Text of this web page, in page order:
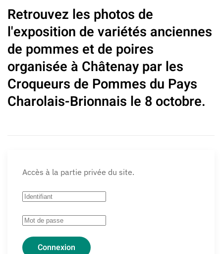
Retrouvez les photos de
l'exposition de variétés anciennes
de pommes et de poires
organisée à Châtenay par les
Croqueurs de Pommes du Pays
Charolais-Brionnais le 8 octobre.
Accès à la partie privée du site.
Connexion